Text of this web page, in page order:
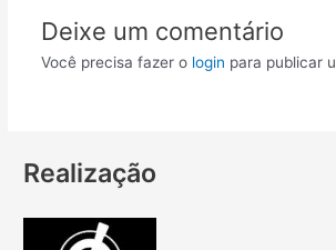
Deixe um comentário
Você precisa fazer o login para publicar
Realização